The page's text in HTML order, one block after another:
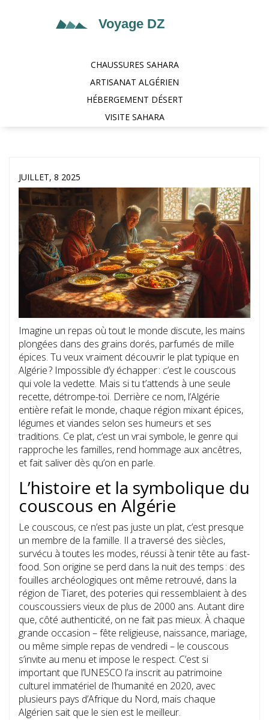
CHAUSSURES SAHARA
ARTISANAT ALGÉRIEN
HÉBERGEMENT DÉSERT
VISITE SAHARA
JUILLET, 8 2025
Imagine un repas où tout le monde discute, les mains
plongées dans des grains dorés, parfumés de mille
épices. Tu veux vraiment découvrir le plat typique en
Algérie ? Impossible d’y échapper : c’est le couscous
qui vole la vedette. Mais si tu t’attends à une seule
recette, détrompe-toi. Derrière ce nom, l’Algérie
entière refait le monde, chaque région mixant épices,
légumes et viandes selon ses humeurs et ses
traditions. Ce plat, c’est un vrai symbole, le genre qui
rapproche les familles, rend hommage aux ancêtres,
et fait saliver dès qu’on en parle.
L’histoire et la symbolique du
couscous en Algérie
Le couscous, ce n’est pas juste un plat, c’est presque
un membre de la famille. Il a traversé des siècles,
survécu à toutes les modes, réussi à tenir tête au fast-
food. Son origine se perd dans la nuit des temps : des
fouilles archéologiques ont même retrouvé, dans la
région de Tiaret, des poteries qui ressemblaient à des
couscoussiers vieux de plus de 2000 ans. Autant dire
que, côté authenticité, on ne fait pas mieux. À chaque
grande occasion – fête religieuse, naissance, mariage,
ou même simple repas de vendredi – le couscous
s’invite au menu et impose le respect. C’est si
important que l’UNESCO l’a inscrit au patrimoine
culturel immatériel de l’humanité en 2020, avec
plusieurs pays d’Afrique du Nord, mais chaque
Algérien sait que le sien est le meilleur.